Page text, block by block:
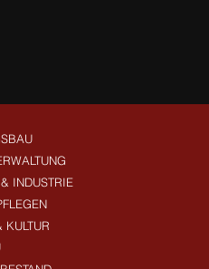
INDUSTRIE
KULTUR